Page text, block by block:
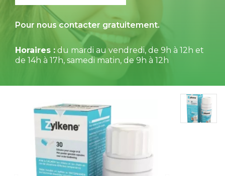
Pour nous contacter gratuitement.
Horaires : du mardi au vendredi, de 9h à 12h et
de 14h à 17h, samedi matin, de 9h à 12h